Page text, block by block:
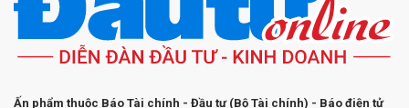
Ấn phẩm thuộc Báo Tài chính - Đầu tư (Bộ Tài chính) - Báo điện tử